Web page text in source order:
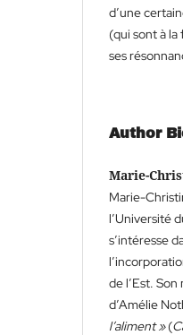
d’une
(qui sont à
ses
Author
Marie-
Marie-
l’Université
s’intéresse
de l’Est.
d’Amélie
l’aliment »(